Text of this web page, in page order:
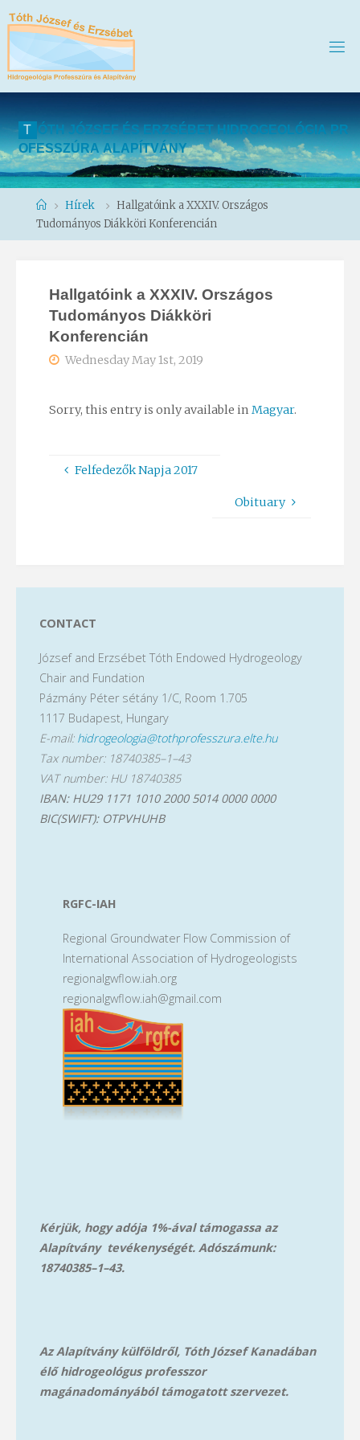
T ÓT H J ÓZS E F ÉS E RZSÉ BET H DROG EOLÓG A P R
OFESSZÚ RA ALAPÍTVÁNY
HomeHírek
Hallgatóink a XXXIV. Országos
Tudományos Diákköri Konferencián
Hallgatóink a XXXIV. Országos
Tudományos Diákköri
Konferencián
Wednesday May 1st, 2019
Sorry, this entry is only available in Magyar.
Felfedezők Napja 2017
Obituary
CONTACT
József and Erzsébet Tóth Endowed Hydrogeology
Chair and Fundation
Pázmány Péter sétány 1/C, Room 1.705
1117 Budapest, Hungary
E-mail: hidrogeologia@tothprofesszura.elte.hu
Tax number: 18740385–1–43
VAT number: HU 18740385
IBAN: HU29 1171 1010 2000 5014 0000 0000
BIC(SWIFT): OTPVHUHB
RGFC-IAH
Regional Groundwater Flow Commission of
International Association of Hydrogeologists
regionalgwflow.iah.org
regionalgwflow.iah@gmail.com
Kérjük, hogy adója 1%-ával támogassa az
Alapítvány tevékenységét. Adószámunk:
18740385–1–43.
Az Alapítvány külföldről, Tóth József Kanadában
élő hidrogeológus professzor
magánadományából támogatott szervezet.